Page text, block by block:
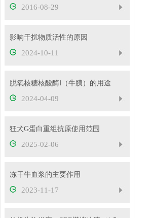
2016-08-29
影响干扰物质活性的原因
2024-10-11
脱氧核糖核酸酶Ⅰ（牛胰）的用途
2024-04-09
狂犬G蛋白重组抗原使用范围
2025-02-06
冻干牛血浆的主要作用
2023-11-17